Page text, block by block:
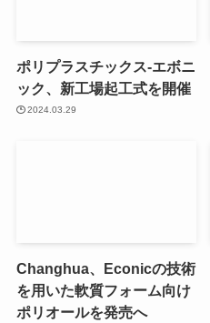
ポリプラスチックス-エボニ
ック、新工場起工式を開催
2024.03.29
Changhua、Econicの技術
を用いた軟質フォーム向け
ポリオールを発売へ